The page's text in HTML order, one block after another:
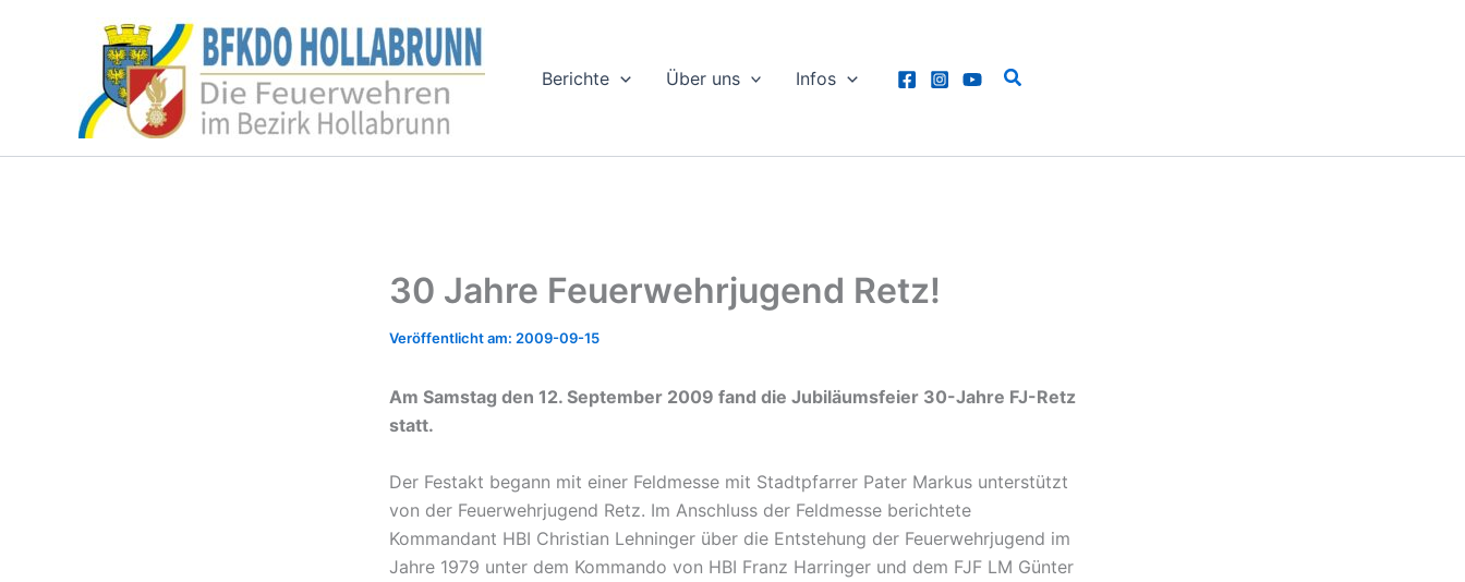
Berichte Über uns Infos Suchen
30 Jahre Feuerwehrjugend Retz!
2009-09-15
Am Samstag den 12. September 2009 fand die Jubiläumsfeier 30-Jahre FJ-Retz
statt.
Der Festakt begann mit einer Feldmesse mit Stadtpfarrer Pater Markus unterstützt
von der Feuerwehrjugend Retz. Im Anschluss der Feldmesse berichtete
Kommandant HBI Christian Lehninger über die Entstehung der Feuerwehrjugend im
Jahre 1979 unter dem Kommando von HBI Franz Harringer und dem FJF LM Günter